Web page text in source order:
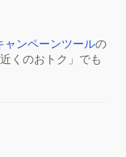
ャンペーンツールの
くのおトク」でも